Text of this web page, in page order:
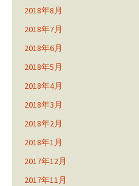
2018年8月
2018年7月
2018年6月
2018年5月
2018年4月
2018年3月
2018年2月
2018年1月
2017年12月
2017年11月